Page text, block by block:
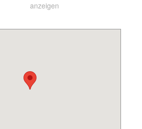
anzeigen